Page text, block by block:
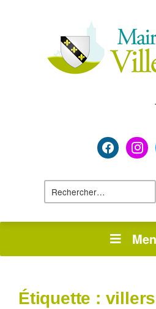
facebook2
Rechercher :
Étiquette :